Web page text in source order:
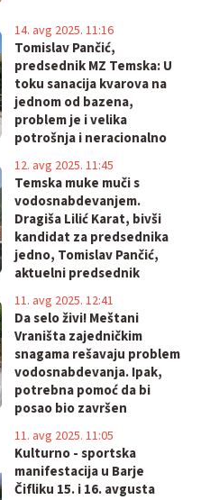
Tomislav Pančić,
predsednik MZ Temska: U
toku sanacija kvarova na
jednom od bazena,
problem je i velika
potrošnja i neracionalno
14. avg 2025. 11:16
Temska muke muči s
vodosnabdevanjem.
Dragiša Lilić Karat, bivši
kandidat za predsednika
jedno, Tomislav Pančić,
aktuelni predsednik
Meštani traže vodu!
12. avg 2025. 11:45
Da selo živi! Meštani
Vraništa zajedničkim
snagama rešavaju problem
vodosnabdevanja. Ipak,
potrebna pomoć da bi
posao bio završen
11. avg 2025. 12:41
Kulturno - sportska
manifestacija u Barje
Čifliku 15. i 16. avgusta
11. avg 2025. 11:05